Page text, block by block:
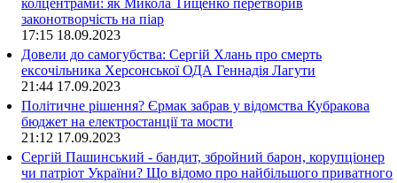
колцентрами: як Микола Тищенко перетворив
законотворчість на піар
17:15 18.09.2023
Довели до самогубства: Сергій Хлань про смерть
ексочільника Херсонської ОДА Геннадія Лагути
21:44 17.09.2023
Політичне рішення? Єрмак забрав у відомства Кубракова
бюджет на електростанції та мости
21:12 17.09.2023
Сергій Пашинський - бандит, збройний барон, корупціонер
чи патріот України? Що відомо про найбільшого приватного